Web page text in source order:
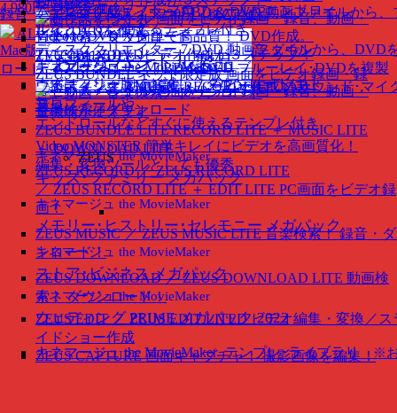
録音ダウンロード版： 5,220円（税込定価）
ALL★Recorder
Mac版動画保存！ Mac･iOS 全て録画･録音ダウン
ロード版： 5,220円（税込定価）
4,980円（税込定価）
動画作品をつくる
スマホ管理 New
お得なバンドル製品
まずはフリー版でお試し、ダウンロードはこ
ちら
ZEUS
ZEUS BUNDEL ／
ZEUS BUNDEL ネット限定版 画面をビデオ録画・録
音、動画・音楽検索／ダウンロード
全機能が使えます
ZEUS BUNDLE LITE RECORD LITE ＋ MUSIC LITE
＋ DOWNLOAD LITE
ZEUS RECORD ／ ZEUS RECORD LITE
／ ZEUS RECORD LITE ＋ EDIT LITE PC画面をビデオ録
画！
ZEUS MUSIC ／ ZEUS MUSIC LITE 音楽検索！ 録音・
ンロード！
ZEUS DOWNLOAD ／ ZEUS DOWNLOAD LITE 動画検
索！ ダウンロード！
ZEUS EDIT ／ ZEUS EDIT LITED ビデオ編集・変換／ス
イドショー作成
ZEUS CAPTURE 画面キャプチャ！ 撮影画像を編集！
ディスククリエイター 7 BD & DVD 動画ファイルから、
レイ･DVDを作成
ディスククリエイター 7 DVD 動画ファイルから、DVD
ディスククローン 7 BD & DVD ブルーレイ･DVDを複製
変換スタジオ 7 MUSIC RECORDER PCのサウンド･マイ
音
Video to DVD X 簡単で高品質！ DVD作成。
TVで観れるDVDビデオ作成が３ステップ！
Video MONSTER 簡単キレイにビデオを高画質化！
編集・変換ツールとしても優秀
キネマージュ the MovieMaker
ウェディング 動画編集・ムービー作成ソフト。
プロフィールや
エンドロールなどすぐに使えるテンプレ付き
キネマージュ the MovieMaker
キッズ･ファミリー メガパック
キネマージュ the MovieMaker
メモリー･ヒストリー･セレモニー メガパック
キネマージュ the MovieMaker
ストア･ビジネス メガパック
キネマージュ the MovieMaker
ウェディング PRIME メガパック 2022
キネマージュ the MovieMakerテンプレ･ライブラリ ※